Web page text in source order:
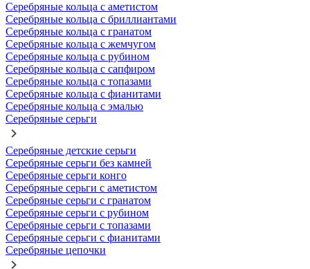
Серебряные кольца с аметистом
Серебряные кольца с бриллиантами
Серебряные кольца с гранатом
Серебряные кольца с жемчугом
Серебряные кольца с рубином
Серебряные кольца с сапфиром
Серебряные кольца с топазами
Серебряные кольца с фианитами
Серебряные кольца с эмалью
Серебряные серьги
Серебряные детские серьги
Серебряные серьги без камней
Серебряные серьги конго
Серебряные серьги с аметистом
Серебряные серьги с гранатом
Серебряные серьги с рубином
Серебряные серьги с топазами
Серебряные серьги с фианитами
Серебряные цепочки